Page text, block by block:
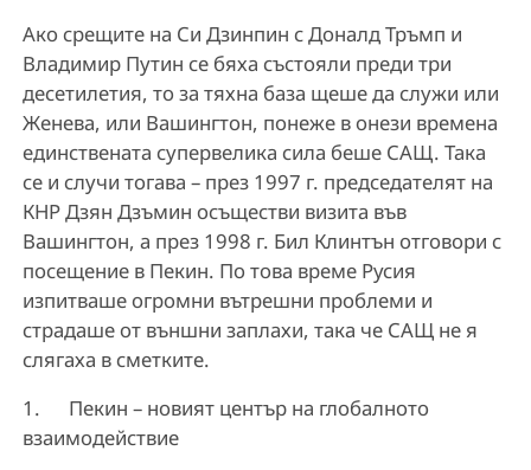
Ако срещите на Си Дзинпин с Доналд Тръмп и
Владимир Путин се бяха състояли преди три
десетилетия, то за тяхна база щеше да служи или
Женева, или Вашингтон, понеже в онези времена
единствената супервелика сила беше САЩ. Така
се и случи тогава – през 1997 г. председателят на
КНР Дзян Дзъмин осъществи визита във
Вашингтон, а през 1998 г. Бил Клинтън отговори с
посещение в Пекин. По това време Русия
изпитваше огромни вътрешни проблеми и
страдаше от външни заплахи, така че САЩ не я
слягаха в сметките.
1. Пекин – новият център на глобалното
взаимодействие